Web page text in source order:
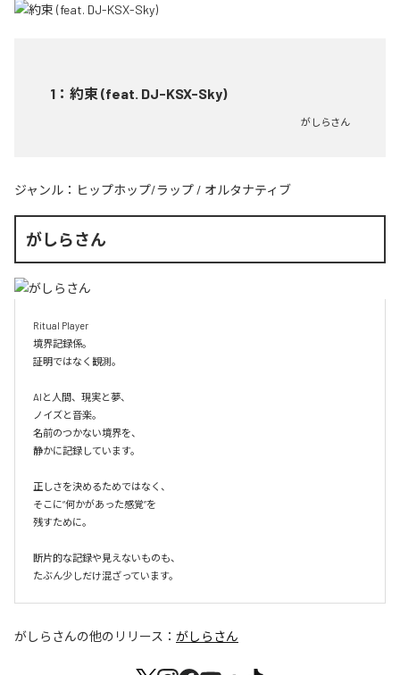
1 ： 約束 (feat. DJ-KSX-Sky)
がしらさん
ジャンル： ヒップホップ/ラップ / オルタナティブ
がしらさん
Ritual Player
境界記録係。
証明ではなく観測。
AIと人間、現実と夢、
ノイズと音楽。
名前のつかない境界を、
静かに記録しています。
正しさを決めるためではなく、
そこに“何かがあった感覚”を
残すために。
断片的な記録や見えないものも、
たぶん少しだけ混ざっています。
がしらさんの他のリリース： がしらさん